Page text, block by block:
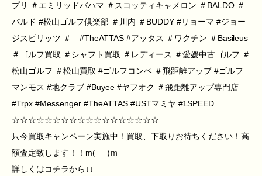
プリ ＃エミリッドバハマ ＃スコッティキャメロン ＃BALDO ＃
バルド #松山ゴルフ倶楽部 ＃川内 ＃BUDDY #リョーマ #ジョー
ジスピリッツ ＃ #TheATTAS #アッタス ＃ワクチン ＃Basileus
＃ゴルフ買取 ＃シャフト買取 ＃レディース ＃愛媛中古ゴルフ ＃
松山ゴルフ ＃松山買取 #ゴルフコンペ ＃飛距離アップ #ゴルフ
マンモス #地クラブ #Buyee #ヤフオク ＃飛距離アップ専門店
#Trpx #Messenger #TheATTAS #USTマミヤ #1SPEED
☆☆☆☆☆☆☆☆☆☆☆☆☆☆☆☆☆☆
只今買取キャンペーン実施中！買取、下取りお待ちください！高
額査定致します！！m(_ _)ｍ
詳しくはコチラから↓↓